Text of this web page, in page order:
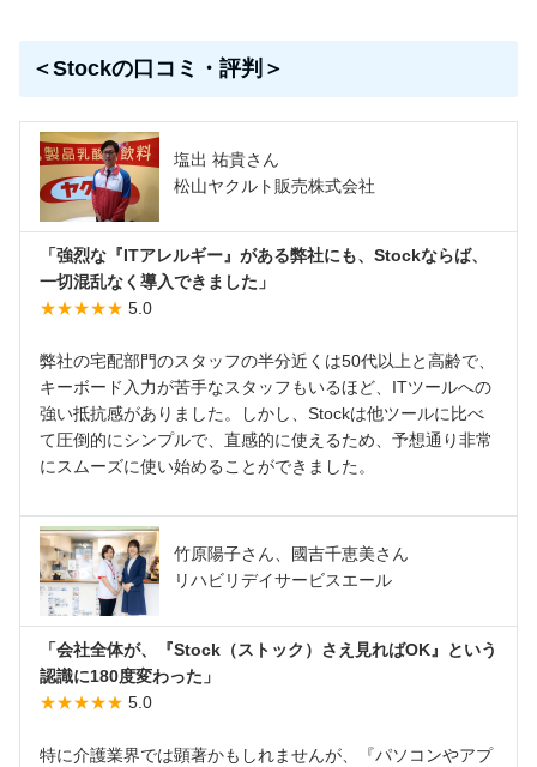
＜Stockの口コミ・評判＞
塩出 祐貴さん
松山ヤクルト販売株式会社
「強烈な『ITアレルギー』がある弊社にも、Stockならば、
一切混乱なく導入できました」
★★★★★ 5.0
弊社の宅配部門のスタッフの半分近くは50代以上と高齢で、
キーボード入力が苦手なスタッフもいるほど、ITツールへの
強い抵抗感がありました。しかし、Stockは他ツールに比べ
て圧倒的にシンプルで、直感的に使えるため、予想通り非常
にスムーズに使い始めることができました。
竹原陽子さん、國吉千恵美さん
リハビリデイサービスエール
「会社全体が、『Stock（ストック）さえ見ればOK』という
認識に180度変わった」
★★★★★ 5.0
特に介護業界では顕著かもしれませんが、『パソコンやアプ